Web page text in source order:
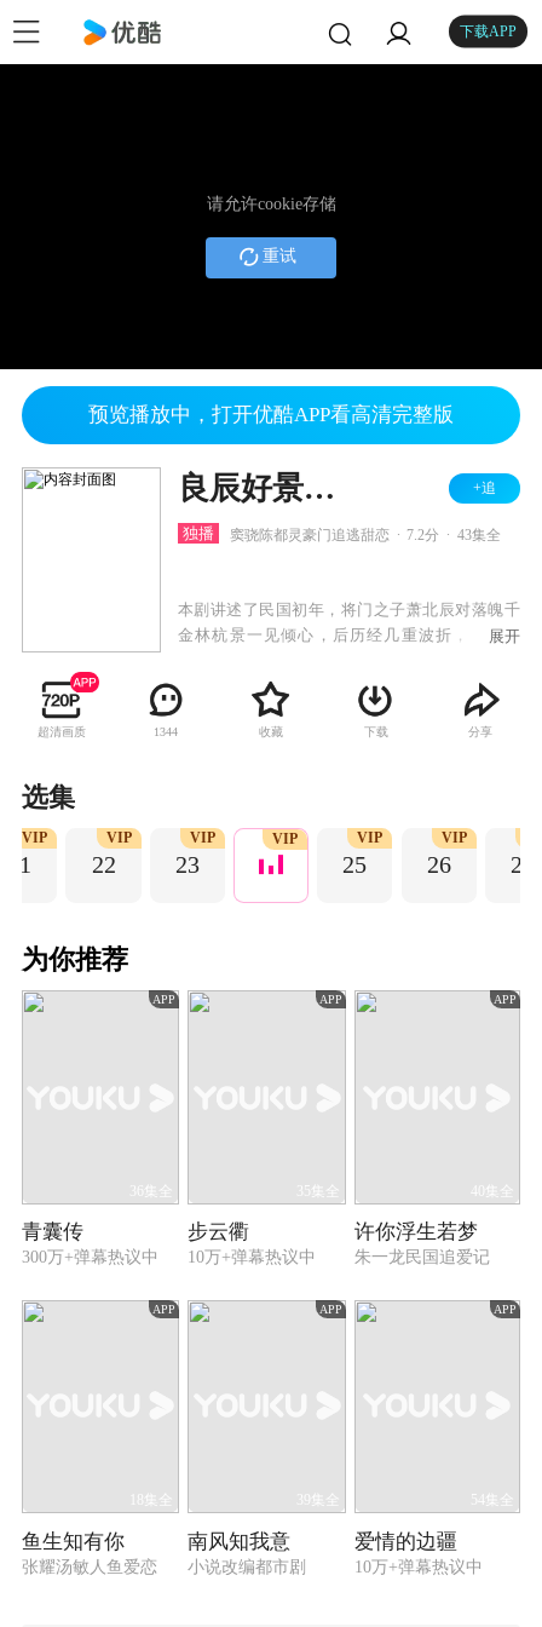
下载APP
请允许cookie存储
重试
预览播放中，打开优酷APP看高清完整版
良辰好景知几何 +追
独播 窦骁陈都灵豪门追逃甜恋 7.2分 43集全
本剧讲述了民国初年，将门之子萧北辰对落魄千
金林杭景一见倾心，后历经几重波折，为爱蜕
展开
超清画质 1344 收藏 下载 分享
选集
21
VIP
22
VIP
23
VIP VIP
25
VIP
26
VIP
27
为你推荐
APP
36集全
青囊传
300万+弹幕热议中
APP
35集全
步云衢
10万+弹幕热议中
APP
40集全
许你浮生若梦
朱一龙民国追爱记
APP
18集全
鱼生知有你
张耀汤敏人鱼爱恋
APP
39集全
南风知我意
小说改编都市剧
APP
54集全
爱情的边疆
10万+弹幕热议中